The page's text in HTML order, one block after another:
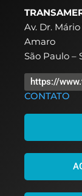
Av. Dr.
Amaro
São Paulo –
https://
CONTATO